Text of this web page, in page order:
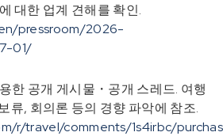
대한 업계 견해를 확인.
pressroom/2026-
01/
한 공개 게시물・공개 스레드. 여행
류, 회의론 등의 경향 파악에 참조.
r/travel/comments/1s4irbc/